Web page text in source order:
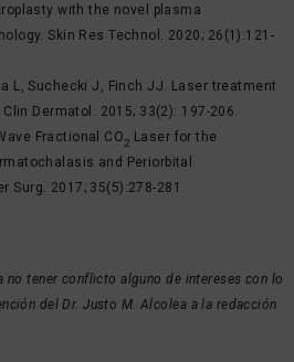
with the novel plasma
Skin Res Technol. 2020; 26(1):121-
L, Suchecki J, Finch JJ. Laser treatment
Dermatol. 2015; 33(2): 197-206.
Fractional CO2 Laser for the
and Periorbital
Surg. 2017; 35(5):278-281.
no tener conflicto alguno de intereses con lo
del Dr. Justo M. Alcolea a la redacción